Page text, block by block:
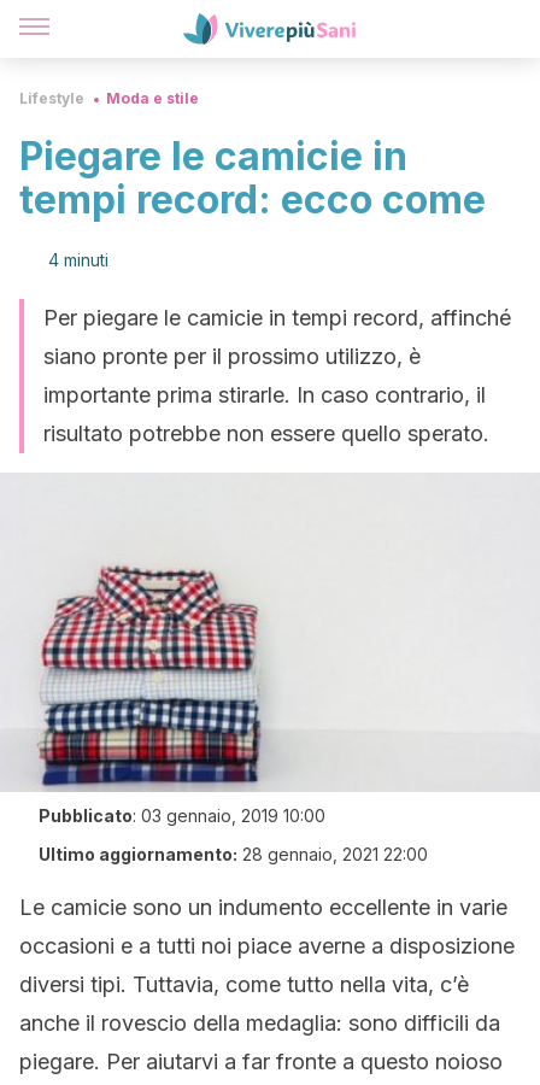
Lifestyle Moda e stile
Piegare le camicie in
tempi record: ecco come
4 minuti
Per piegare le camicie in tempi record, affinché
siano pronte per il prossimo utilizzo, è
importante prima stirarle. In caso contrario, il
risultato potrebbe non essere quello sperato.
Pubblicato: 03 gennaio, 2019 10:00
Ultimo aggiornamento: 28 gennaio, 2021 22:00
Le camicie sono un indumento eccellente in varie
occasioni e a tutti noi piace averne a disposizione
diversi tipi. Tuttavia, come tutto nella vita, c’è
anche il rovescio della medaglia: sono difficili da
piegare. Per aiutarvi a far fronte a questo noioso